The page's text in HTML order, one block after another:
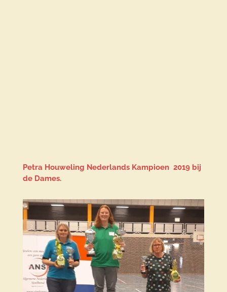
Petra Houweling Nederlands Kampioen 2019 bij
de Dames.